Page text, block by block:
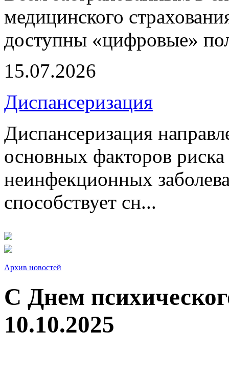
медицинского
доступны «цифровые»
15.07.2026
Диспансеризация
Диспансеризация
основных факторов
неинфекционных
способствует сн...
Архив новостей
С Днем
10.10.2025